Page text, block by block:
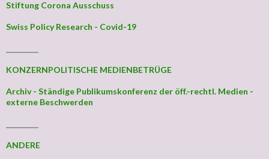
Stiftung Corona Ausschuss
Swiss Policy Research - Covid-19
KONZERNPOLITISCHE MEDIENBETRÜGE
Archiv - Ständige Publikumskonferenz der öff.-rechtl. Medien -
externe Beschwerden
ANDERE